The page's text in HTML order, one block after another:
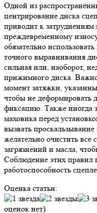
Одной из
центрирование диска
приводит к затруднениям
преждевременному
обязательно
точного выравнивания
сильная или, наоборот,
прижимного диска.
момент затяжки,
чтобы не деформировать
фиксацию. Также иногда
маховика перед
вызвать
желательно очистить все
загрязнений и масла,
Соблюдение этих правил
работоспособность
Оценка статьи:
оценок нет)